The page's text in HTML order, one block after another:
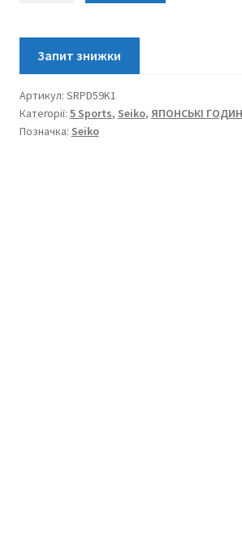
SRPD59K1
кількість
Артикул: SRPD59K1
Категорії: 5 Sports, Seiko, ЯПОНСЬКІ
Позначка: Seiko